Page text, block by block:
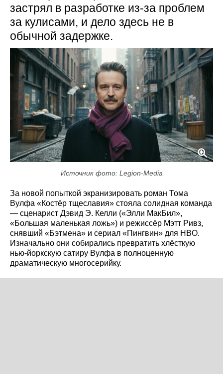
застрял в разработке из-за проблем
за кулисами, и дело здесь не в
обычной задержке.
Источник фото: Legion-Media
За новой попыткой экранизировать роман Тома
Вулфа «Костёр тщеславия» стояла солидная команда
— сценарист Дэвид Э. Келли («Элли МакБил»,
«Большая маленькая ложь») и режиссёр Мэтт Ривз,
снявший «Бэтмена» и сериал «Пингвин» для HBO.
Изначально они собирались превратить хлёсткую
нью-йоркскую сатиру Вулфа в полноценную
драматическую многосерийку.